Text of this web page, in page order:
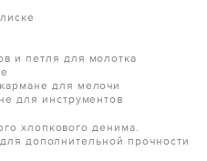
и петля для молотка
для мелочи
для инструментов
хлопкового денима.
дополнительной прочности